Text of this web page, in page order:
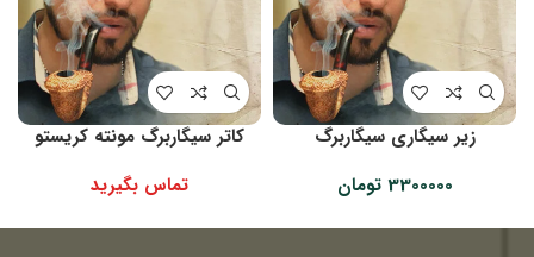
زیر سیگاری سیگاربرگ
3300000 تومان
کاتر سیگاربرگ مونته کریستو
تماس بگیرید